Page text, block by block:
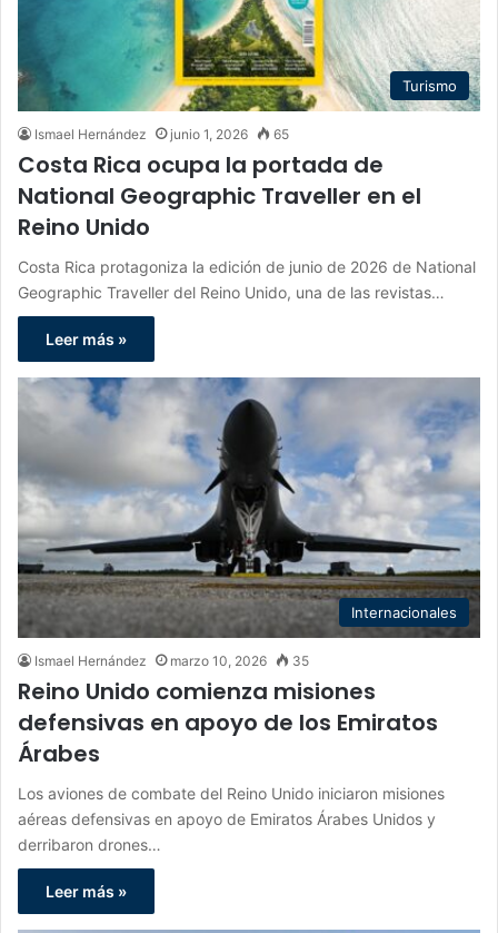
Turismo
Ismael Hernández junio 1, 2026 65
Costa Rica ocupa la portada de
National Geographic Traveller en el
Reino Unido
Costa Rica protagoniza la edición de junio de 2026 de National
Geographic Traveller del Reino Unido, una de las revistas…
Leer más »
Internacionales
Ismael Hernández marzo 10, 2026 35
Reino Unido comienza misiones
defensivas en apoyo de los Emiratos
Árabes
Los aviones de combate del Reino Unido iniciaron misiones
aéreas defensivas en apoyo de Emiratos Árabes Unidos y
derribaron drones…
Leer más »